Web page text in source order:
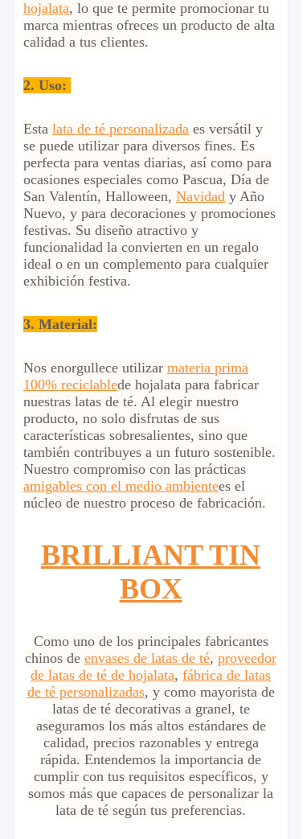
hojalata, lo que te permite promocionar tu
marca mientras ofreces un producto de alta
calidad a tus clientes.
2. Uso:
Esta lata de té personalizada es versátil y
se puede utilizar para diversos fines. Es
perfecta para ventas diarias, así como para
ocasiones especiales como Pascua, Día de
San Valentín, Halloween, Navidad y Año
Nuevo, y para decoraciones y promociones
festivas. Su diseño atractivo y
funcionalidad la convierten en un regalo
ideal o en un complemento para cualquier
exhibición festiva.
3. Material:
Nos enorgullece utilizar materia prima
100% reciclablede hojalata para fabricar
nuestras latas de té. Al elegir nuestro
producto, no solo disfrutas de sus
características sobresalientes, sino que
también contribuyes a un futuro sostenible.
Nuestro compromiso con las prácticas
amigables con el medio ambientees el
núcleo de nuestro proceso de fabricación.
BRILLIANT TIN
BOX
Como uno de los principales fabricantes
chinos de envases de latas de té, proveedor
de latas de té de hojalata, fábrica de latas
de té personalizadas, y como mayorista de
latas de té decorativas a granel, te
aseguramos los más altos estándares de
calidad, precios razonables y entrega
rápida. Entendemos la importancia de
cumplir con tus requisitos específicos, y
somos más que capaces de personalizar la
lata de té según tus preferencias.